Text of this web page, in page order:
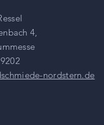
4,
nordstern.de